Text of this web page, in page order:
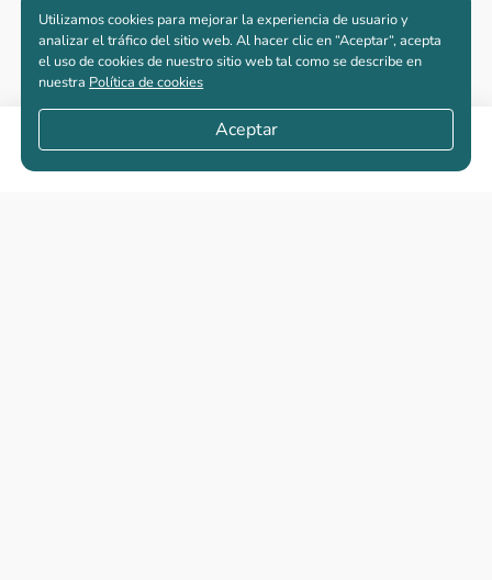
Compartir
Apartamentos nuevos
Utilizamos cookies para mejorar la experiencia de usuario y
analizar el tráfico del sitio web. Al hacer clic en “Aceptar“, acepta
el uso de cookies de nuestro sitio web tal como se describe en
nuestra Política de cookies
Aceptar